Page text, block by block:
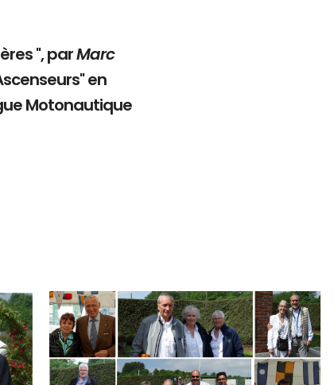
", parMarc
en
Motonautique
Branding
ARMCHAIR